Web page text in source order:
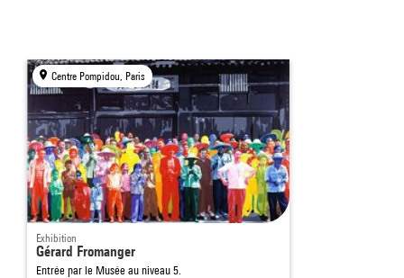
Centre Pompidou, Paris
Exhibition
Gérard Fromanger
Entrée par le Musée au niveau 5.